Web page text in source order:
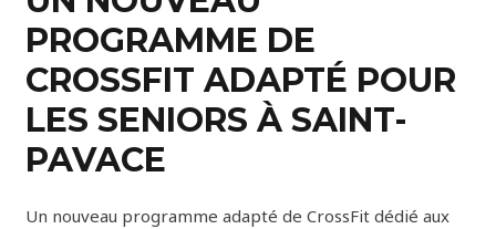
PROGRAMME DE
CROSSFIT ADAPTÉ POUR
LES SENIORS À SAINT-
PAVACE
Un nouveau programme adapté de CrossFit dédié aux